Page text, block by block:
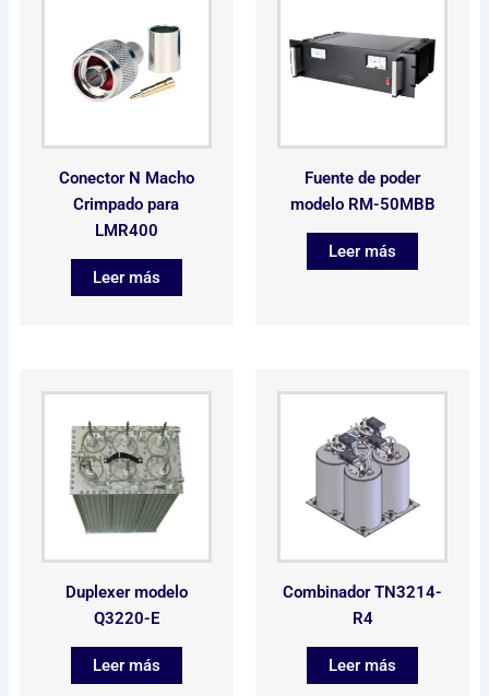
Conector N Macho
Crimpado para
LMR400
Leer más
Fuente de poder
modelo RM-50MBB
Leer más
Duplexer modelo
Q3220-E
Leer más
Combinador TN3214-
R4
Leer más